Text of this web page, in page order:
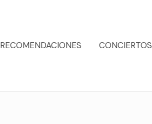
RECOMENDACIONES CONCIERTOS